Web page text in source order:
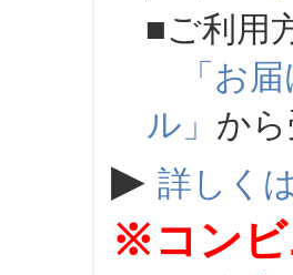
■ご利用
「お
ル」 か
▶ 詳しく
※コンビ